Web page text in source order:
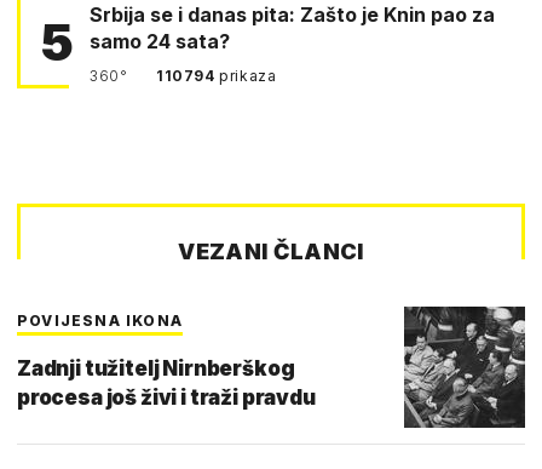
5
Srbija se i danas pita: Zašto je Knin pao za
samo 24 sata?
360° 110794prikaza
VEZANI ČLANCI
POVIJESNA IKONA
Zadnji tužitelj Nirnberškog
procesa još živi i traži pravdu